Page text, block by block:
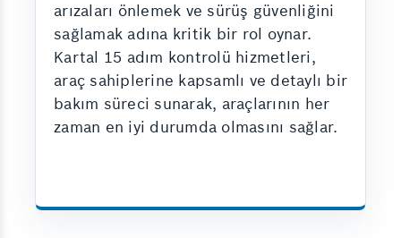
arızaları önlemek ve sürüş güvenliğini
sağlamak adına kritik bir rol oynar.
Kartal 15 adım kontrolü hizmetleri,
araç sahiplerine kapsamlı ve detaylı bir
bakım süreci sunarak, araçlarının her
zaman en iyi durumda olmasını sağlar.